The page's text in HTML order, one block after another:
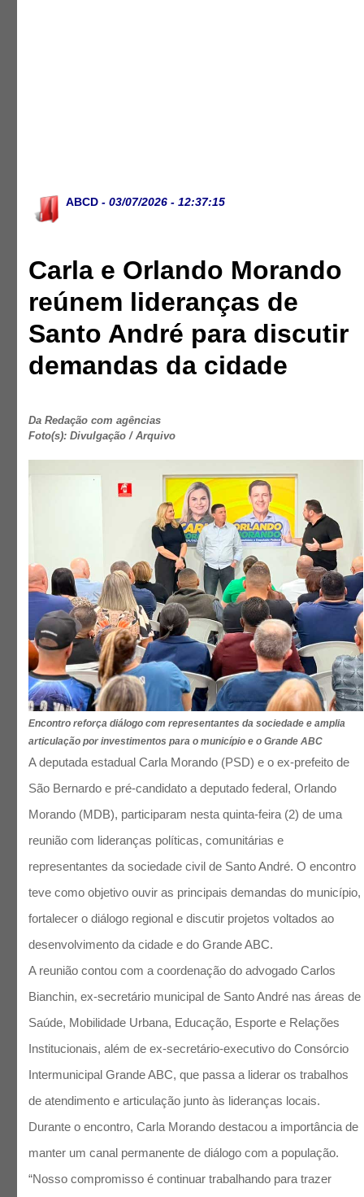
ABCD - 03/07/2026 - 12:37:15
Carla e Orlando Morando
reúnem lideranças de
Santo André para discutir
demandas da cidade
Da Redação com agências
Foto(s): Divulgação / Arquivo
Encontro reforça diálogo com representantes da sociedade e amplia
articulação por investimentos para o município e o Grande ABC
A deputada estadual Carla Morando (PSD) e o ex-prefeito de
São Bernardo e pré-candidato a deputado federal, Orlando
Morando (MDB), participaram nesta quinta-feira (2) de uma
reunião com lideranças políticas, comunitárias e
representantes da sociedade civil de Santo André. O encontro
teve como objetivo ouvir as principais demandas do município,
fortalecer o diálogo regional e discutir projetos voltados ao
desenvolvimento da cidade e do Grande ABC.
A reunião contou com a coordenação do advogado Carlos
Bianchin, ex-secretário municipal de Santo André nas áreas de
Saúde, Mobilidade Urbana, Educação, Esporte e Relações
Institucionais, além de ex-secretário-executivo do Consórcio
Intermunicipal Grande ABC, que passa a liderar os trabalhos
de atendimento e articulação junto às lideranças locais.
Durante o encontro, Carla Morando destacou a importância de
manter um canal permanente de diálogo com a população.
“Nosso compromisso é continuar trabalhando para trazer